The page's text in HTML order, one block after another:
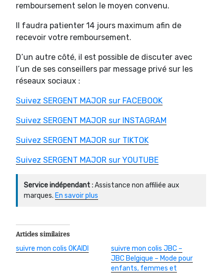
remboursement selon le moyen convenu.
Il faudra patienter 14 jours maximum afin de
recevoir votre remboursement.
D’un autre côté, il est possible de discuter avec
l’un de ses conseillers par message privé sur les
réseaux sociaux :
Suivez SERGENT MAJOR sur FACEBOOK
Suivez SERGENT MAJOR sur INSTAGRAM
Suivez SERGENT MAJOR sur TIKTOK
Suivez SERGENT MAJOR sur YOUTUBE
Service indépendant :Assistance non affiliée aux
marques. En savoir plus
Articles similaires
suivre mon colis OKAIDI
suivre mon colis JBC –
JBC Belgique – Mode pour
enfants, femmes et